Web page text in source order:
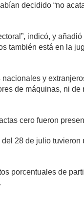
decidido “no
indicó, y
también está en la
y
de máquinas, ni
cero fueron
28 de julio
porcentuales de